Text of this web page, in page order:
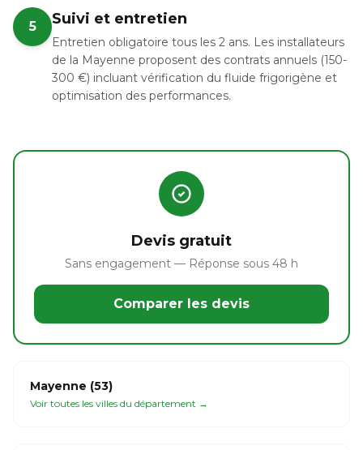
5 Suivi et entretien
Entretien obligatoire tous les 2 ans. Les installateurs
de la Mayenne proposent des contrats annuels (150-
300 €) incluant vérification du fluide frigorigène et
optimisation des performances.
Devis gratuit
Sans engagement — Réponse sous 48 h
Comparer les devis
Mayenne (53)
Voir toutes les villes du département →